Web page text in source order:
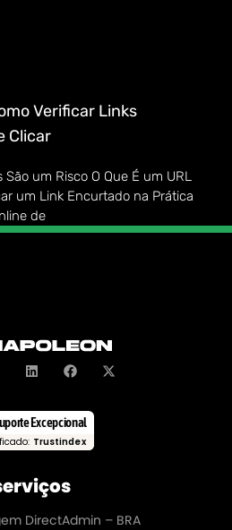
Verificar Links
Clicar
um Risco O Que É um URL
um Link Encurtado na Prática
de
Excepcional
Trustindex
DirectAdmin – BRA